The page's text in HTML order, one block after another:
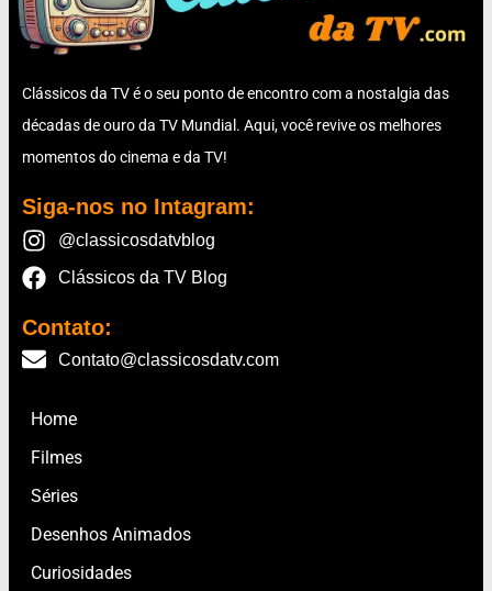
Clássicos da TV é o seu ponto de encontro com a nostalgia das
décadas de ouro da TV Mundial. Aqui, você revive os melhores
momentos do cinema e da TV!
Siga-nos no Intagram:
@classicosdatvblog
Clássicos da TV Blog
Contato:
Contato@classicosdatv.com
Home
Filmes
Séries
Desenhos Animados
Curiosidades